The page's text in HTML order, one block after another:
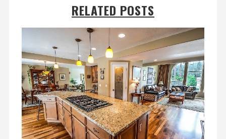
RELATED POSTS